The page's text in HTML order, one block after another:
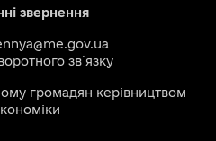
звернення
зв`язку
громадян керівництвом